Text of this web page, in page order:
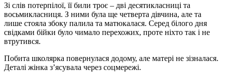
Зі слів потерпілої, її били троє – дві десятикласниці та
восьмикласниця. З ними була ще четверта дівчина, але та
лише стояла збоку палила та матюкалася. Серед білого дня
свідками бійки було чимало перехожих, проте ніхто так і не
втрутився.
Побита школярка повернулася додому, але матері не зізналася.
Деталі жінка з’ясувала через соцмережі.